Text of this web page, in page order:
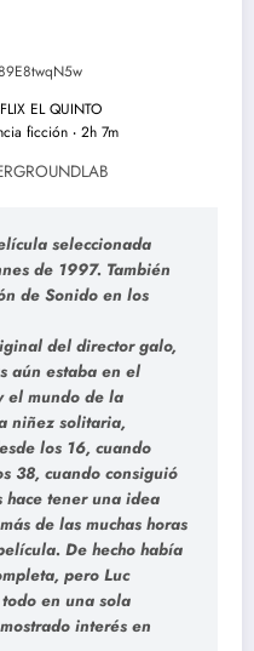
seleccionada
de 1997. También
de Sonido en los
del director galo,
aún estaba en el
el mundo de la
niñez solitaria,
los 16, cuando
38, cuando consiguió
hace tener una idea
de las muchas horas
De hecho había
pero Luc
en una sola
interés en